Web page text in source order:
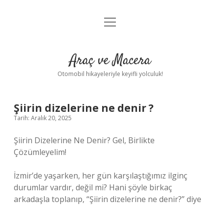
Anasayfa
Yasal Uyarı
menüyü
Araç ve Macera
Otomobil hikayeleriyle keyifli yolculuk!
Şiirin dizelerine ne denir ?
Tarih: Aralık 20, 2025
Şiirin Dizelerine Ne Denir? Gel, Birlikte
Çözümleyelim!
İzmir’de yaşarken, her gün karşılaştığımız ilginç
durumlar vardır, değil mi? Hani şöyle birkaç
arkadaşla toplanıp, “Şiirin dizelerine ne denir?” diye